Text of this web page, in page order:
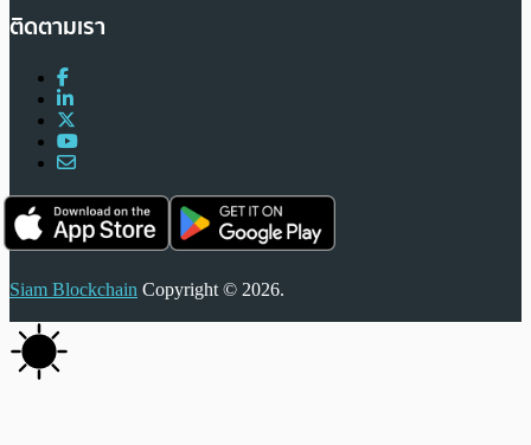
ติดตามเรา
Siam Blockchain Copyright © 2026.